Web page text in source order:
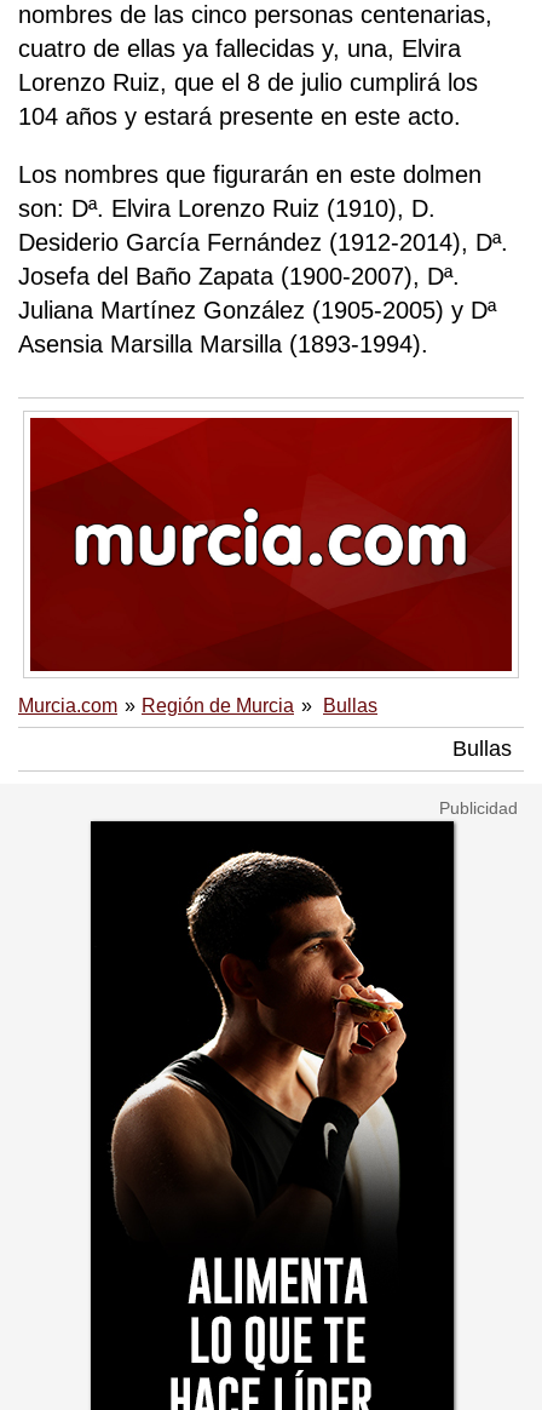
nombres de las cinco personas centenarias,
cuatro de ellas ya fallecidas y, una, Elvira
Lorenzo Ruiz, que el 8 de julio cumplirá los
104 años y estará presente en este acto.
Los nombres que figurarán en este dolmen
son: Dª. Elvira Lorenzo Ruiz (1910), D.
Desiderio García Fernández (1912-2014), Dª.
Josefa del Baño Zapata (1900-2007), Dª.
Juliana Martínez González (1905-2005) y Dª
Asensia Marsilla Marsilla (1893-1994).
Murcia.com Región de Murcia Bullas
Bullas